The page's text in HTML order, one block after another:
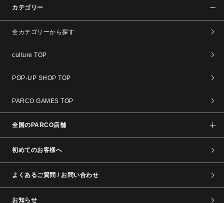
カテゴリー
全カテゴリーから探す
culture TOP
POP-UP SHOP TOP
PARCO GAMES TOP
全国のPARCO店舗
初めてのお客様へ
よくあるご質問 / お問い合わせ
お知らせ